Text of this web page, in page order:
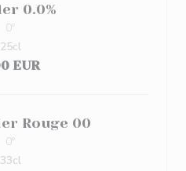
0.0%
0º
EUR
25cl
Rouge 00
0°
33cl